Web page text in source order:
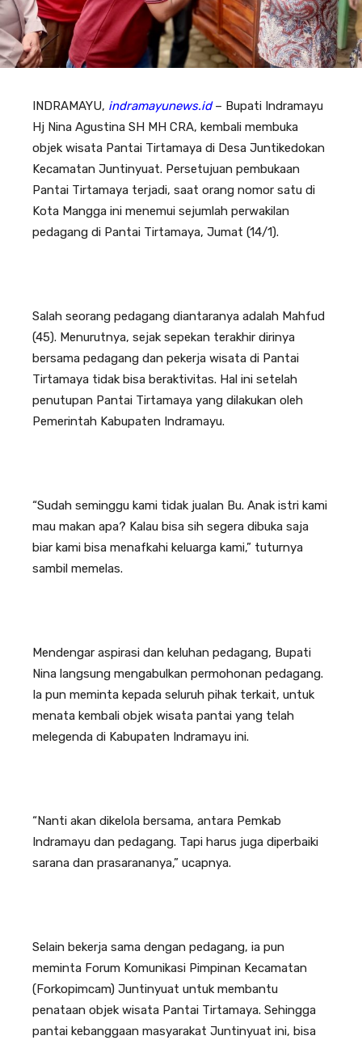
INDRAMAYU, indramayunews.id– Bupati Indramayu
Hj Nina Agustina SH MH CRA, kembali membuka
objek wisata Pantai Tirtamaya di Desa Juntikedokan
Kecamatan Juntinyuat. Persetujuan pembukaan
Pantai Tirtamaya terjadi, saat orang nomor satu di
Kota Mangga ini menemui sejumlah perwakilan
pedagang di Pantai Tirtamaya, Jumat (14/1).
Salah seorang pedagang diantaranya adalah Mahfud
(45). Menurutnya, sejak sepekan terakhir dirinya
bersama pedagang dan pekerja wisata di Pantai
Tirtamaya tidak bisa beraktivitas. Hal ini setelah
penutupan Pantai Tirtamaya yang dilakukan oleh
Pemerintah Kabupaten Indramayu.
“Sudah seminggu kami tidak jualan Bu. Anak istri kami
mau makan apa? Kalau bisa sih segera dibuka saja
biar kami bisa menafkahi keluarga kami,” tuturnya
sambil memelas.
Mendengar aspirasi dan keluhan pedagang, Bupati
Nina langsung mengabulkan permohonan pedagang.
Ia pun meminta kepada seluruh pihak terkait, untuk
menata kembali objek wisata pantai yang telah
melegenda di Kabupaten Indramayu ini.
“Nanti akan dikelola bersama, antara Pemkab
Indramayu dan pedagang. Tapi harus juga diperbaiki
sarana dan prasarananya,” ucapnya.
Selain bekerja sama dengan pedagang, ia pun
meminta Forum Komunikasi Pimpinan Kecamatan
(Forkopimcam) Juntinyuat untuk membantu
penataan objek wisata Pantai Tirtamaya. Sehingga
pantai kebanggaan masyarakat Juntinyuat ini, bisa